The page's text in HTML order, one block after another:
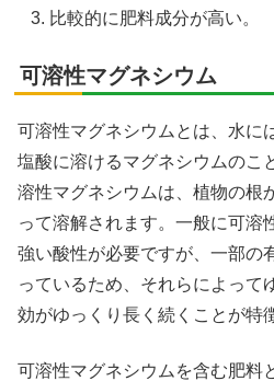
比較的に肥料成分が高い。
可溶性マグネシウム
可溶性マグネシウムとは、水に
塩酸に溶けるマグネシウムのこ
溶性マグネシウムは、植物の根
って溶解されます。一般に可溶
強い酸性が必要ですが、一部の
っているため、それらによって
効がゆっくり長く続くことが特
可溶性マグネシウムを含む肥料